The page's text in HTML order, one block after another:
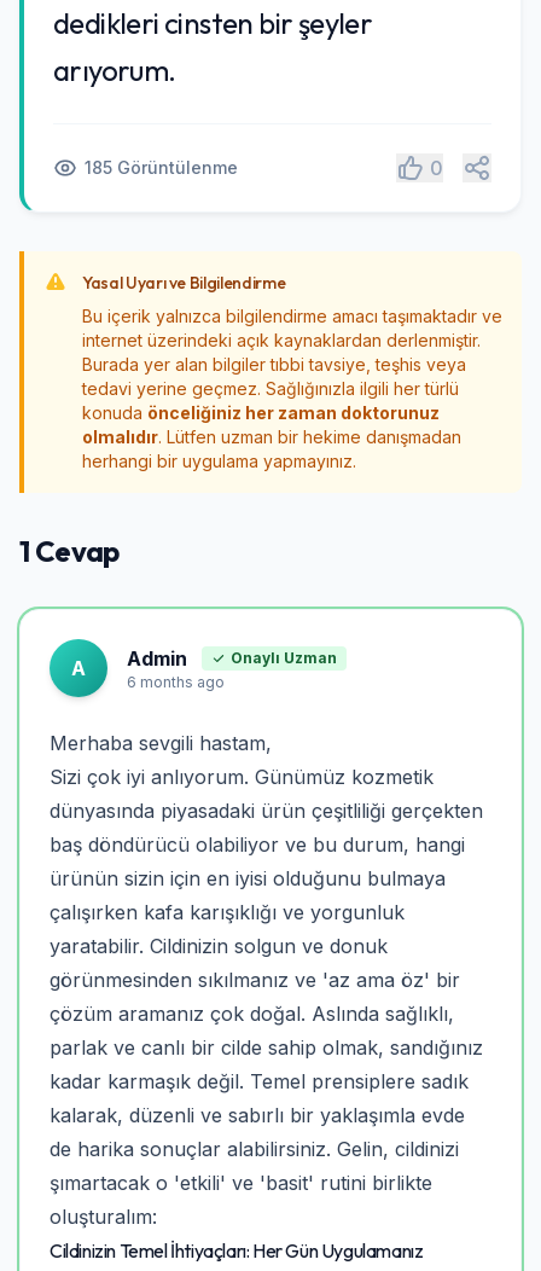
dedikleri cinsten bir şeyler
arıyorum.
185 Görüntülenme 0 Paylaş
Yasal Uyarı ve Bilgilendirme
Bu içerik yalnızca bilgilendirme amacı taşımaktadır ve
internet üzerindeki açık kaynaklardan derlenmiştir.
Burada yer alan bilgiler tıbbi tavsiye, teşhis veya
tedavi yerine geçmez. Sağlığınızla ilgili her türlü
konuda önceliğiniz her zaman doktorunuz
olmalıdır. Lütfen uzman bir hekime danışmadan
herhangi bir uygulama yapmayınız.
1 Cevap
A Admin
Onaylı Uzman
6 months ago
Merhaba sevgili hastam,
Sizi çok iyi anlıyorum. Günümüz kozmetik
dünyasında piyasadaki ürün çeşitliliği gerçekten
baş döndürücü olabiliyor ve bu durum, hangi
ürünün sizin için en iyisi olduğunu bulmaya
çalışırken kafa karışıklığı ve yorgunluk
yaratabilir. Cildinizin solgun ve donuk
görünmesinden sıkılmanız ve 'az ama öz' bir
çözüm aramanız çok doğal. Aslında sağlıklı,
parlak ve canlı bir cilde sahip olmak, sandığınız
kadar karmaşık değil. Temel prensiplere sadık
kalarak, düzenli ve sabırlı bir yaklaşımla evde
de harika sonuçlar alabilirsiniz. Gelin, cildinizi
şımartacak o 'etkili' ve 'basit' rutini birlikte
oluşturalım:
Cildinizin Temel İhtiyaçları: Her Gün Uygulamanız